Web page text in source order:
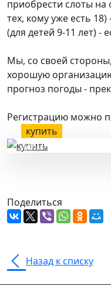
приобрести слоты на
тех, кому уже есть
(для детей 9-11 лет) -
Мы, со своей
хорошую
прогноз погоды -
Регистрацию можно
купить
здесь
Поделиться
Назад к списку